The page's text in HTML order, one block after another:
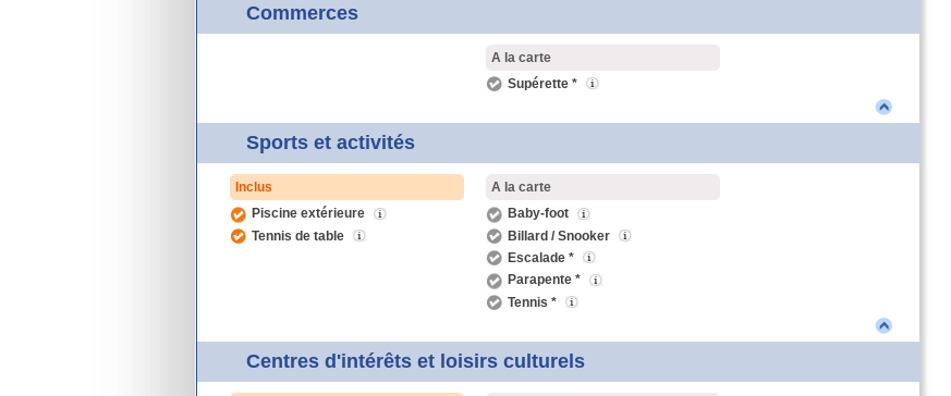
Commerces
A la carte
Supérette *
Sports et activités
Inclus
Piscine extérieure
Tennis de table
A la carte
Baby-foot
Billard / Snooker
Escalade *
Parapente *
Tennis *
Centres d'intérêts et loisirs culturels